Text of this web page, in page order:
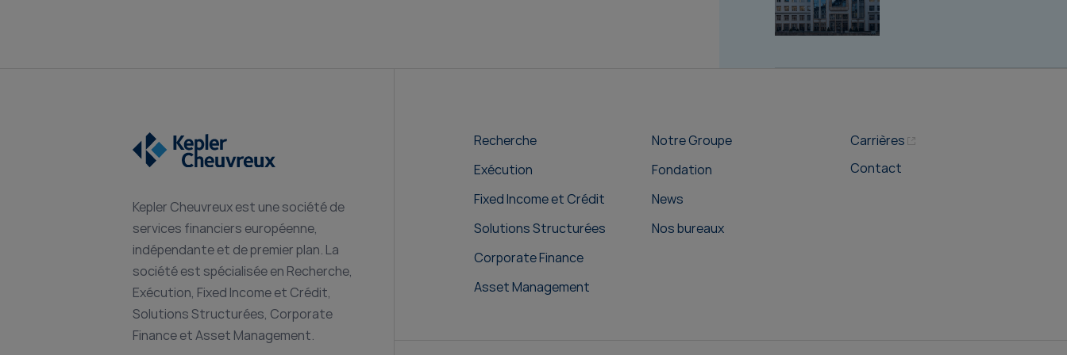
Kepler Cheuvreux est une société de
services financiers européenne,
indépendante et de premier plan. La
société est spécialisée en Recherche,
Exécution, Fixed Income et Crédit,
Solutions Structurées, Corporate
Finance et Asset Management.
Recherche
Exécution
Fixed Income et Crédit
Solutions Structurées
Corporate Finance
Asset Management
Notre Groupe
Fondation
News
Nos bureaux
Carrières
Contact